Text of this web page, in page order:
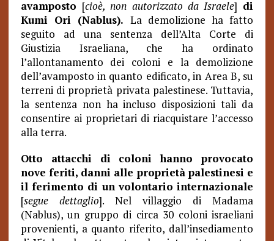
avamposto [cioè, non autorizzato da Israele] di
Kumi Ori (Nablus). La demolizione ha fatto
seguito ad una sentenza dell’Alta Corte di
Giustizia Israeliana, che ha ordinato
l’allontanamento dei coloni e la demolizione
dell’avamposto in quanto edificato, in Area B, su
terreni di proprietà privata palestinese. Tuttavia,
la sentenza non ha incluso disposizioni tali da
consentire ai proprietari di riacquistare l’accesso
alla terra.
Otto attacchi di coloni hanno provocato
nove feriti, danni alle proprietà palestinesi e
il ferimento di un volontario internazionale
[segue dettaglio]. Nel villaggio di Madama
(Nablus), un gruppo di circa 30 coloni israeliani
provenienti, a quanto riferito, dall’insediamento